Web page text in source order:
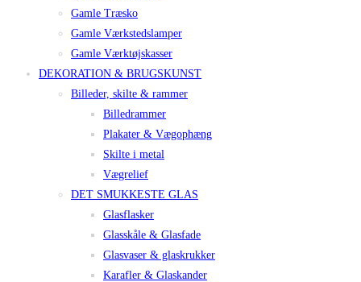
Gamle Træsko
Gamle Værkstedslamper
Gamle Værktøjskasser
DEKORATION & BRUGSKUNST
Billeder, skilte & rammer
Billedrammer
Plakater & Vægophæng
Skilte i metal
Vægrelief
DET SMUKKESTE GLAS
Glasflasker
Glasskåle & Glasfade
Glasvaser & glaskrukker
Karafler & Glaskander